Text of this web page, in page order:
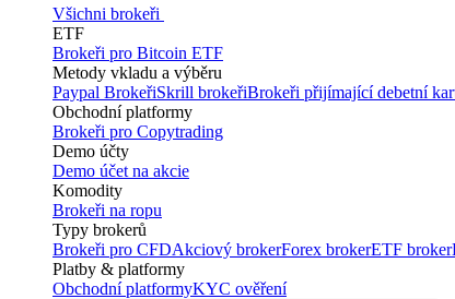
Všichni brokeři
ETF
Brokeři pro Bitcoin ETF
Metody vkladu a výběru
Paypal BrokeřiSkrill brokeřiBrokeři přijímající debetní
Obchodní platformy
Brokeři pro Copytrading
Demo účty
Demo účet na akcie
Komodity
Brokeři na ropu
Typy brokerů
Brokeři pro CFDAkciový brokerForex brokerETF broker
Platby & platformy
Obchodní platformyKYC ověření